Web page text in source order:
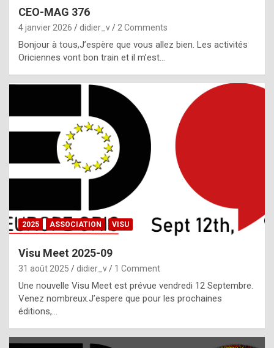
p
e
c
i
l
,
g
h
t
f
CEO-MAG 376
4 janvier 2026 didier_v 2 Comments
Bonjour à tous,J’espère que vous allez bien. Les activités
Oriciennes vont bon train et il m’est…
2025 ASSOCIATION VISU
Visu Meet 2025-09
31 août 2025 didier_v 1 Comment
Une nouvelle Visu Meet est prévue vendredi 12 Septembre.
Venez nombreux.J’espere que pour les prochaines
éditions,…